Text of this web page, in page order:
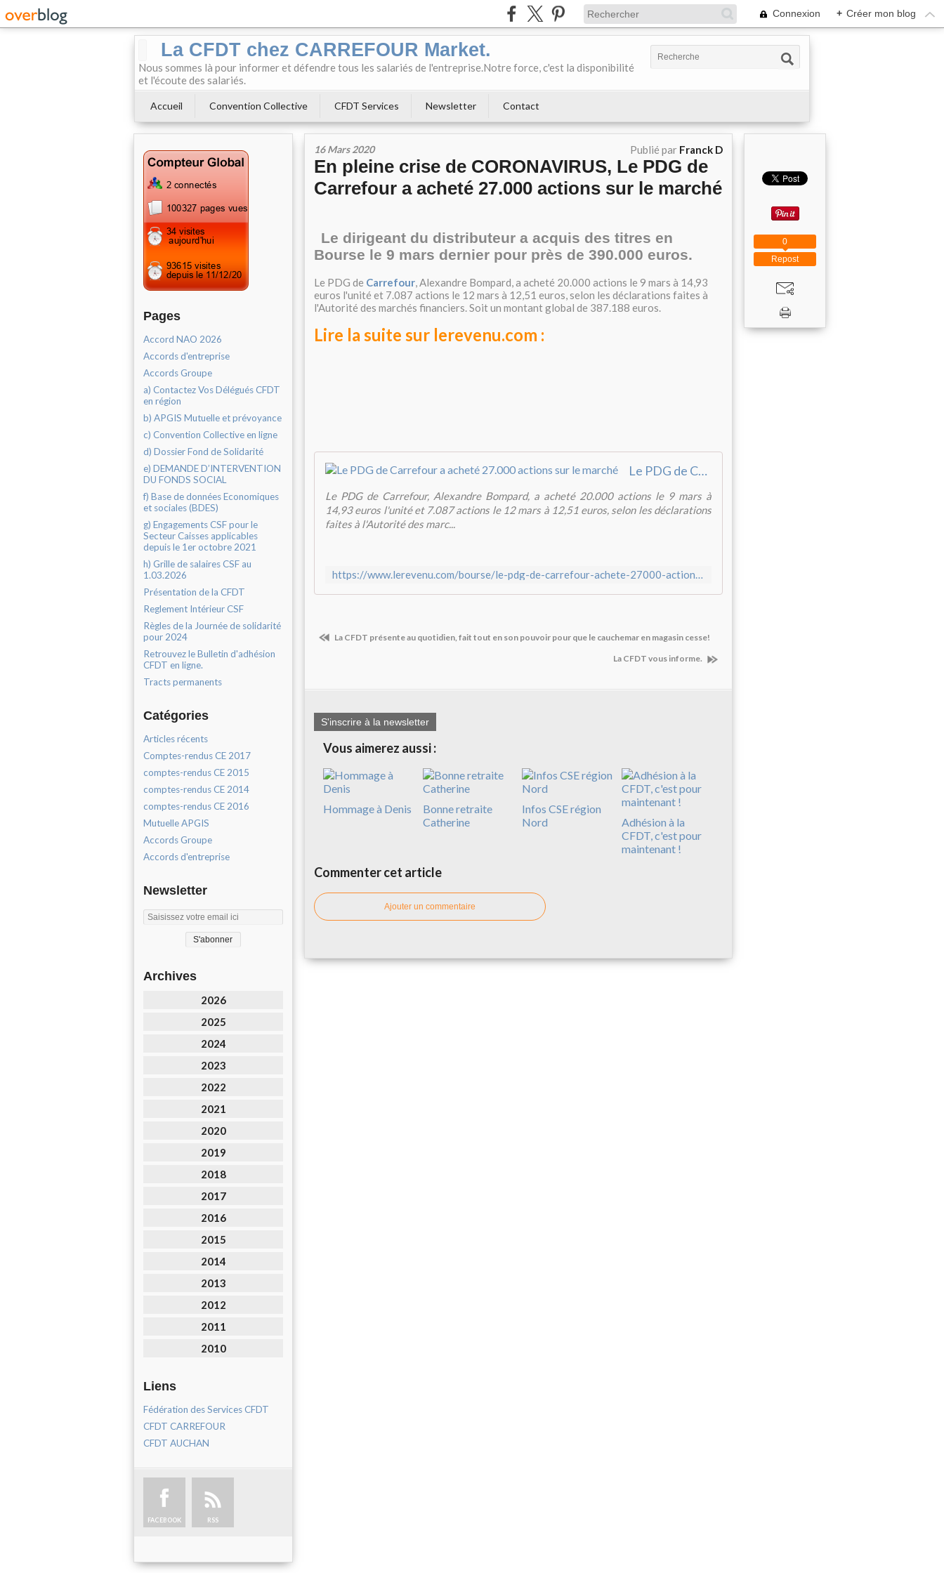
Connexion + Créer mon blog
La CFDT chez CARREFOUR Market.
Nous sommes là pour informer et défendre tous les salariés de l'entreprise.Notre force, c'est la disponibilité
et l'écoute des salariés.
Accueil Convention Collective CFDT Services Newsletter Contact
Pages
Accord NAO 2026
Accords d'entreprise
Accords Groupe
a) Contactez Vos Délégués CFDT
en région
b) APGIS Mutuelle et prévoyance
c) Convention Collective en ligne
d) Dossier Fond de Solidarité
e) DEMANDE D’INTERVENTION
DU FONDS SOCIAL
f) Base de données Economiques
et sociales (BDES)
g) Engagements CSF pour le
Secteur Caisses applicables
depuis le 1er octobre 2021
h) Grille de salaires CSF au
1.03.2026
Présentation de la CFDT
Reglement Intérieur CSF
Règles de la Journée de solidarité
pour 2024
Retrouvez le Bulletin d'adhésion
CFDT en ligne.
Tracts permanents
Catégories
Articles récents
Comptes-rendus CE 2017
comptes-rendus CE 2015
comptes-rendus CE 2014
comptes-rendus CE 2016
Mutuelle APGIS
Accords Groupe
Accords d'entreprise
Newsletter
Archives
2026
2025
2024
2023
2022
2021
2020
2019
2018
2017
2016
2015
2014
2013
2012
2011
2010
Liens
Fédération des Services CFDT
CFDT CARREFOUR
CFDT AUCHAN
FACEBOOK RSS
16 Mars 2020 Publié par Franck D
En pleine crise de CORONAVIRUS, Le PDG de
Carrefour a acheté 27.000 actions sur le marché
Le dirigeant du distributeur a acquis des titres en
Bourse le 9 mars dernier pour près de 390.000 euros.
Le PDG de Carrefour, Alexandre Bompard, a acheté 20.000 actions le 9 mars à 14,93
euros l'unité et 7.087 actions le 12 mars à 12,51 euros, selon les déclarations faites à
l'Autorité des marchés financiers. Soit un montant global de 387.188 euros.
Lire la suite sur lerevenu.com :
Le PDG de Carrefour a acheté 27.000 actions sur le marché
Le PDG de Carrefour, Alexandre Bompard, a acheté 20.000 actions le 9 mars à
14,93 euros l'unité et 7.087 actions le 12 mars à 12,51 euros, selon les déclarations
faites à l'Autorité des marc...
https://www.lerevenu.com/bourse/le-pdg-de-carrefour-achete-27000-actions-sur-le-marche
La CFDT présente au quotidien, fait tout en son pouvoir pour que le cauchemar en magasin cesse!
La CFDT vous informe.
S'inscrire à la newsletter
Vous aimerez aussi :
Hommage à Denis
Bonne retraite
Catherine
Infos CSE région
Nord
Adhésion à la
CFDT, c'est pour
maintenant !
Commenter cet article
Ajouter un commentaire
Repost
0